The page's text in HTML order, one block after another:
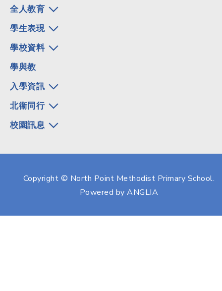
全人教育
學生表現
學校資料
學與教
入學資訊
北衞同行
校園訊息
Copyright © North Point Methodist Primary School.
Powered byANGLIA